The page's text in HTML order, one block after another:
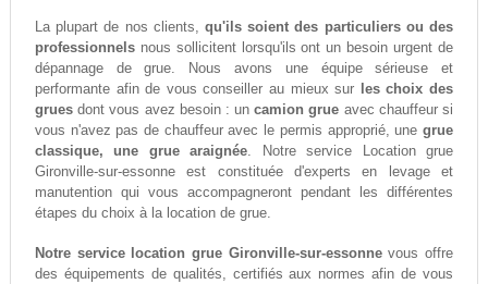
La plupart de nos clients, qu'ils soient des particuliers ou des
professionnelsnous sollicitent lorsqu'ils ont un besoin urgent de
dépannage de grue. Nous avons une équipe sérieuse et
performante afin de vous conseiller au mieux sur
les choix des
gruesdont vous avez besoin : uncamion grue avec chauffeur si
vous n'avez pas de chauffeur avec le permis approprié, unegrue
classique, une grue araignée. Notre service Location grue
Gironville-sur-essonne est constituée d'experts en levage et
manutention qui vous accompagneront pendant les différentes
étapes du choix à la location de grue.
Notre service location grue Gironville-sur-essonnevous offre
des équipements de qualités, certifiés aux normes afin de vous